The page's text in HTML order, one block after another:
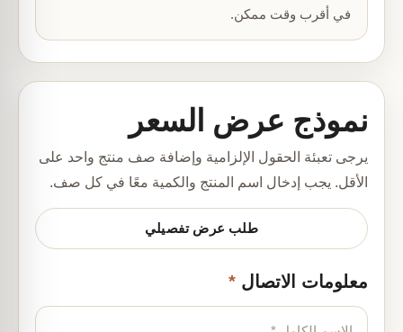
في أقرب وقت ممكن.
نموذج عرض السعر
يرجى تعبئة الحقول الإلزامية وإضافة صف منتج واحد على
الأقل. يجب إدخال اسم المنتج والكمية معًا في كل صف.
طلب عرض تفصيلي
معلومات الاتصال *